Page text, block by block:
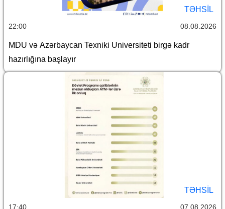
TƏHSIL
22:00 08.08.2026
MDU və Azərbaycan Texniki Universiteti birgə kadr
hazırlığına başlayır
TƏHSIL
17:40 07.08.2026